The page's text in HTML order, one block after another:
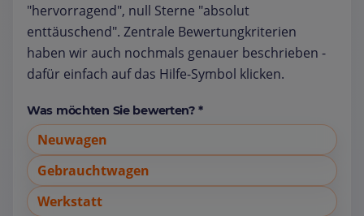
"hervorragend", null Sterne "absolut
enttäuschend". Zentrale Bewertungkriterien
haben wir auch nochmals genauer beschrieben -
dafür einfach auf das Hilfe-Symbol klicken.
Was möchten Sie bewerten? *
Neuwagen
Gebrauchtwagen
Werkstatt